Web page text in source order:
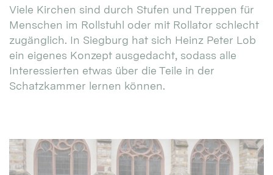
Viele Kirchen sind durch Stufen und Treppen für
Menschen im Rollstuhl oder mit Rollator schlecht
zugänglich. In Siegburg hat sich Heinz Peter Lob
ein eigenes Konzept ausgedacht, sodass alle
Interessierten etwas über die Teile in der
Schatzkammer lernen können.